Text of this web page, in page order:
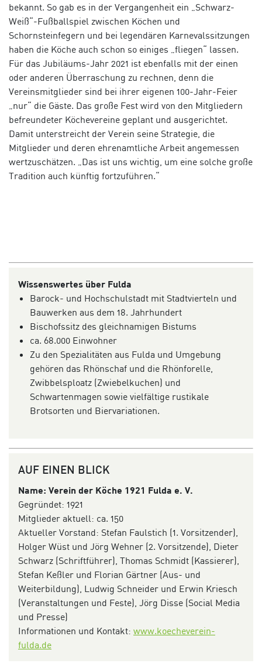
bekannt. So gab es in der Vergangenheit ein „Schwarz-
Weiß“-Fußballspiel zwischen Köchen und
Schornsteinfegern und bei legendären Karnevalssitzungen
haben die Köche auch schon so einiges „fliegen“ lassen.
Für das Jubiläums-Jahr 2021 ist ebenfalls mit der einen
oder anderen Überraschung zu rechnen, denn die
Vereinsmitglieder sind bei ihrer eigenen 100-Jahr-Feier
„nur“ die Gäste. Das große Fest wird von den Mitgliedern
befreundeter Köchevereine geplant und ausgerichtet.
Damit unterstreicht der Verein seine Strategie, die
Mitglieder und deren ehrenamtliche Arbeit angemessen
wertzuschätzen. „Das ist uns wichtig, um eine solche große
Tradition auch künftig fortzuführen.“
Wissenswertes über Fulda
Barock- und Hochschulstadt mit Stadtvierteln und
Bauwerken aus dem 18. Jahrhundert
Bischofssitz des gleichnamigen Bistums
ca. 68.000 Einwohner
Zu den Spezialitäten aus Fulda und Umgebung
gehören das Rhönschaf und die Rhönforelle,
Zwibbelsploatz (Zwiebelkuchen) und
Schwartenmagen sowie vielfältige rustikale
Brotsorten und Biervariationen.
AUF EINEN BLICK
Name: Verein der Köche 1921 Fulda e. V.
Gegründet: 1921
Mitglieder aktuell: ca. 150
Aktueller Vorstand: Stefan Faulstich (1. Vorsitzender),
Holger Wüst und Jörg Wehner (2. Vorsitzende), Dieter
Schwarz (Schriftführer), Thomas Schmidt (Kassierer),
Stefan Keßler und Florian Gärtner (Aus- und
Weiterbildung), Ludwig Schneider und Erwin Kriesch
(Veranstaltungen und Feste), Jörg Disse (Social Media
und Presse)
Informationen und Kontakt: www.koecheverein-
fulda.de